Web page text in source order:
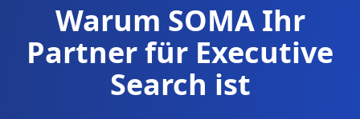
Warum SOMA Ihr
Partner für Executive
Search ist